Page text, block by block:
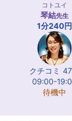
コトユイ
琴結先生
1分240円
クチコミ
09:00-
待機中